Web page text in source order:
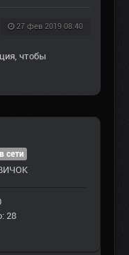
27 фев 2019 08:40
, чтобы
сети
28